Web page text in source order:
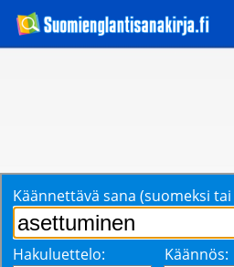
Käännettävä sana (suomeksi
Hakuluettelo: Käännös: